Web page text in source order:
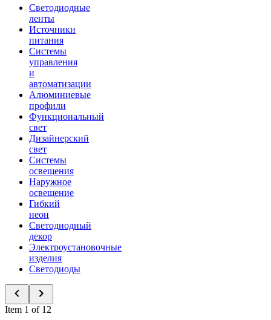
Светодиодные
ленты
Источники
питания
Системы
управления
и
автоматизации
Алюминиевые
профили
Функциональный
свет
Дизайнерский
свет
Системы
освещения
Наружное
освещение
Гибкий
неон
Светодиодный
декор
Электроустановочные
изделия
Светодиоды
Item 1 of 12